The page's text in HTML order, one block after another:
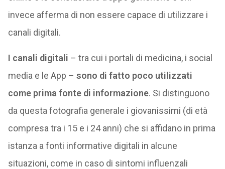
invece afferma di non essere capace di utilizzare i
canali digitali.
I canali digitali – tra cui i portali di medicina, i social
media e le App – sono di fatto poco utilizzati
come prima fonte di informazione. Si distinguono
da questa fotografia generale i giovanissimi (di età
compresa tra i 15 e i 24 anni) che si affidano in prima
istanza a fonti informative digitali in alcune
situazioni, come in caso di sintomi influenzali